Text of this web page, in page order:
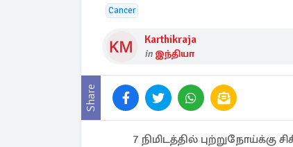
Cancer
Karthikraja
in இந்தியா
Share
7 நிமிடத்தில் புற்றுநோய்க்கு